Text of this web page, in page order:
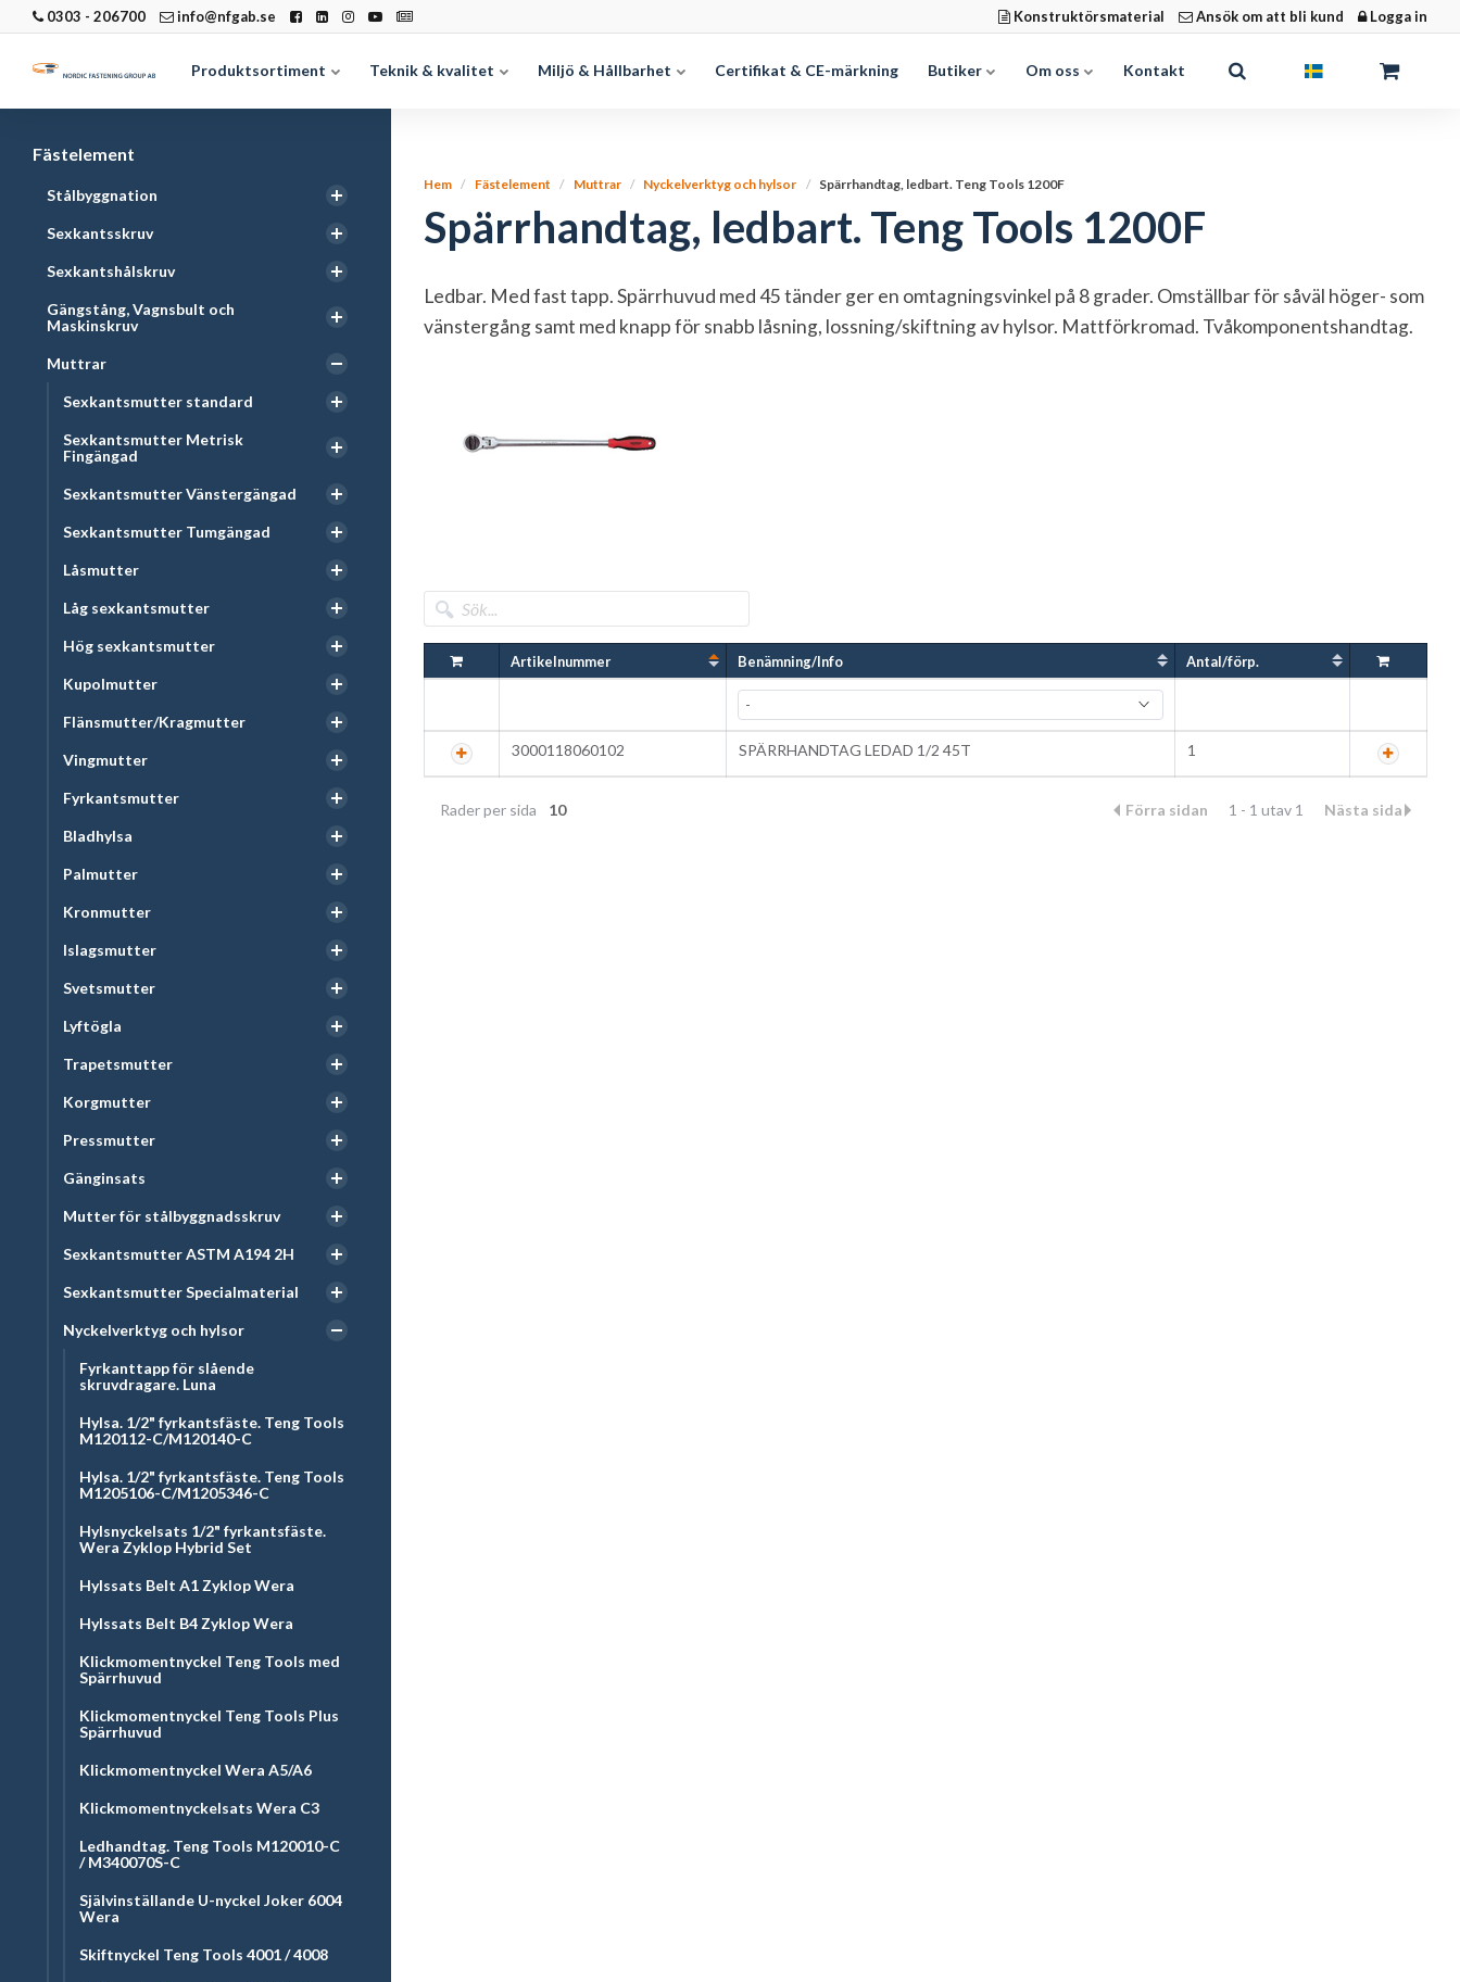
0303 - 206700 info@nfgab.se Konstruktörsmaterial Ansök om att bli kund Logga in
Produktsortiment Teknik & kvalitet Miljö & Hållbarhet Certifikat & CE-märkning Butiker Om oss Kontakt
Fästelement
Stålbyggnation
Sexkantsskruv
Sexkantshålskruv
Gängstång, Vagnsbult och
Maskinskruv
Muttrar
Sexkantsmutter standard
Sexkantsmutter Metrisk
Fingängad
Sexkantsmutter Vänstergängad
Sexkantsmutter Tumgängad
Låsmutter
Låg sexkantsmutter
Hög sexkantsmutter
Kupolmutter
Flänsmutter/Kragmutter
Vingmutter
Fyrkantsmutter
Bladhylsa
Palmutter
Kronmutter
Islagsmutter
Svetsmutter
Lyftögla
Trapetsmutter
Korgmutter
Pressmutter
Gänginsats
Mutter för stålbyggnadsskruv
Sexkantsmutter ASTM A194 2H
Sexkantsmutter Specialmaterial
Nyckelverktyg och hylsor
Fyrkanttapp för slående
skruvdragare. Luna
Hylsa. 1/2" fyrkantsfäste. Teng Tools
M120112-C/M120140-C
Hylsa. 1/2" fyrkantsfäste. Teng Tools
M1205106-C/M1205346-C
Hylsnyckelsats 1/2" fyrkantsfäste.
Wera Zyklop Hybrid Set
Hylssats Belt A1 Zyklop Wera
Hylssats Belt B4 Zyklop Wera
Klickmomentnyckel Teng Tools med
Spärrhuvud
Klickmomentnyckel Teng Tools Plus
Spärrhuvud
Klickmomentnyckel Wera A5/A6
Klickmomentnyckelsats Wera C3
Ledhandtag. Teng Tools M120010-C
/ M340070S-C
Självinställande U-nyckel Joker 6004
Wera
Skiftnyckel Teng Tools 4001 / 4008
Hem Fästelement Muttrar Nyckelverktyg och hylsor Spärrhandtag, ledbart. Teng Tools 1200F
Spärrhandtag, ledbart. Teng Tools 1200F
Ledbar. Med fast tapp. Spärrhuvud med 45 tänder ger en omtagningsvinkel på 8 grader. Omställbar för såväl höger- som
vänstergång samt med knapp för snabb låsning, lossning/skiftning av hylsor. Mattförkromad. Tvåkomponentshandtag.
Artikelnummer Benämning/Info Antal/förp.
3000118060102 SPÄRRHANDTAG LEDAD 1/2 45T 1
Rader per sida 10 Förra sidan 1 - 1 utav 1 Nästa sida